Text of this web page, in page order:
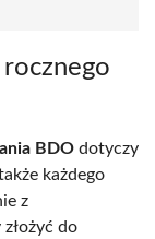
BDO dotyczy
każdego
z
do